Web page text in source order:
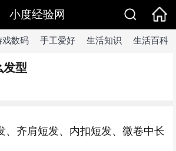
小度经验网
戏数码 手工爱好 生活知识 生活百科
发型
、齐肩短发、内扣短发、微卷中长